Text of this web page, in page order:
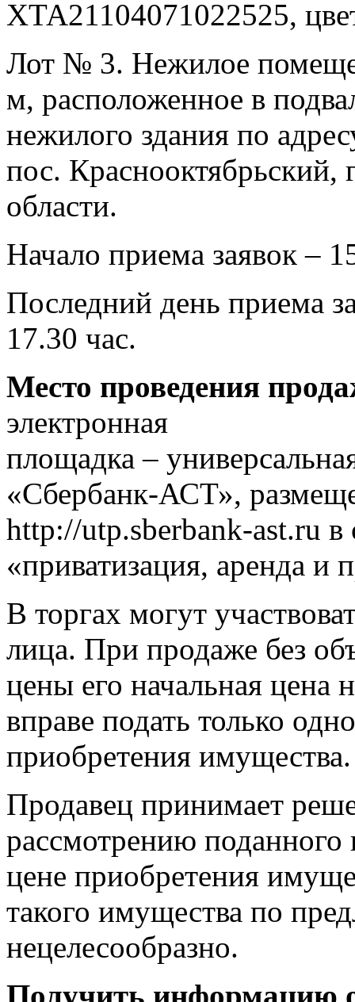
ХТА21104071022525,
Лот № 3. Нежилое
м, расположенное в
нежилого здания по
пос. Краснооктябрьский,
области.
Начало приема заявок –
Последний день приема
17.30 час.
Место проведения
электронная
площадка –
«Сбербанк-АСТ»,
http://utp.sberbank-ast.ru в
«приватизация, аренда и
В торгах могут
лица. При продаже без
цены его начальная цена
вправе подать только
приобретения имущества.
Продавец принимает
рассмотрению
цене приобретения
такого имущества по
нецелесообразно.